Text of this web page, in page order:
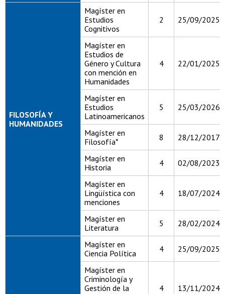
FILOSOFÍA Y
HUMANIDADES
Magíster en
Estudios
Cognitivos
2 25/09/2025
Magíster en
Estudios de
Género y Cultura
con mención en
Humanidades
4 22/01/2025
Magíster en
Estudios
Latinoamericanos
5 25/03/2026
Magíster en
Filosofía*
8 28/12/2017
Magíster en
Historia
4 02/08/2023
Magíster en
Lingüística con
menciones
4 18/07/2024
Magíster en
Literatura
5 28/02/2024
Magíster en
Ciencia Política
4 25/09/2025
Magíster en
Criminología y
Gestión de la
4 13/11/2024